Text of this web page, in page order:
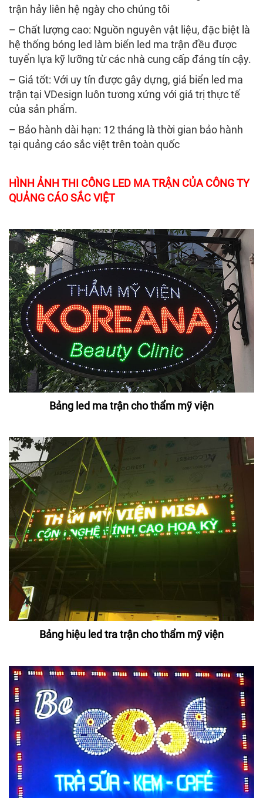
trận hảy liên hệ ngày cho chúng tôi
– Chất lượng cao: Nguồn nguyên vật liệu, đặc biệt là
hệ thống bóng led làm biển led ma trận đều được
tuyển lựa kỹ lưỡng từ các nhà cung cấp đáng tín cậy.
– Giá tốt: Với uy tín được gây dựng, giá biển led ma
trận tại VDesign luôn tương xứng với giá trị thực tế
của sản phẩm.
– Bảo hành dài hạn: 12 tháng là thời gian bảo hành
tại quảng cáo sắc việt trên toàn quốc
HÌNH ẢNH THI CÔNG LED MA TRẬN CỦA CÔNG TY
QUẢNG CÁO SẮC VIỆT
Bảng led ma trận cho thẩm mỹ viện
Bảng hiệu led tra trận cho thẩm mỹ viện